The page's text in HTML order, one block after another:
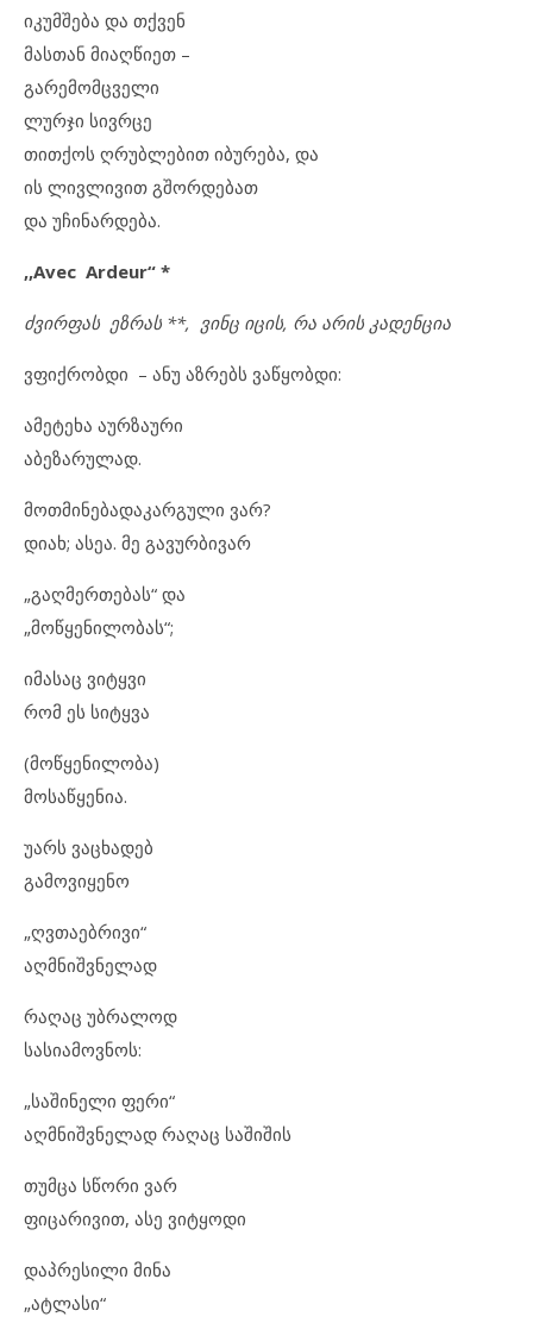
იკუმშება და თქვენ
მასთან მიაღწიეთ –
გარემომცველი
ლურჯი სივრცე
თითქოს ღრუბლებით იბურება, და
ის ლივლივით გშორდებათ
და უჩინარდება.
,,Avec Ardeur“ *
ძვირფას ეზრას **, ვინც იცის, რა არის კადენცია
ვფიქრობდი – ანუ აზრებს ვაწყობდი:
ამეტეხა აურზაური
აბეზარულად.
მოთმინებადაკარგული ვარ?
დიახ; ასეა. მე გავურბივარ
„გაღმერთებას“ და
„მოწყენილობას“;
იმასაც ვიტყვი
რომ ეს სიტყვა
(მოწყენილობა)
მოსაწყენია.
უარს ვაცხადებ
გამოვიყენო
„ღვთაებრივი“
აღმნიშვნელად
რაღაც უბრალოდ
სასიამოვნოს:
„საშინელი ფერი“
აღმნიშვნელად რაღაც საშიშის
თუმცა სწორი ვარ
ფიცარივით, ასე ვიტყოდი
დაპრესილი მინა
„ატლასი“